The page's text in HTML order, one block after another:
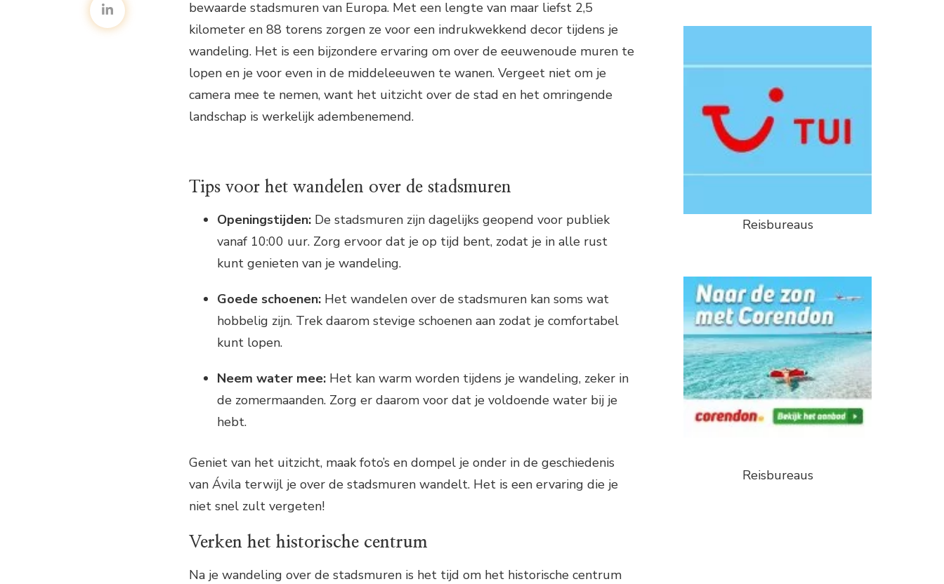
bewaarde stadsmuren van Europa. Met een lengte van maar liefst 2,5
kilometer en 88 torens zorgen ze voor een indrukwekkend decor tijdens je
wandeling. Het is een bijzondere ervaring om over de eeuwenoude muren te
lopen en je voor even in de middeleeuwen te wanen. Vergeet niet om je
camera mee te nemen, want het uitzicht over de stad en het omringende
landschap is werkelijk adembenemend.
Tips voor het wandelen over de stadsmuren
Openingstijden: De stadsmuren zijn dagelijks geopend voor publiek
vanaf 10:00 uur. Zorg ervoor dat je op tijd bent, zodat je in alle rust
kunt genieten van je wandeling.
Goede schoenen: Het wandelen over de stadsmuren kan soms wat
hobbelig zijn. Trek daarom stevige schoenen aan zodat je comfortabel
kunt lopen.
Neem water mee: Het kan warm worden tijdens je wandeling, zeker in
de zomermaanden. Zorg er daarom voor dat je voldoende water bij je
hebt.
Geniet van het uitzicht, maak foto’s en dompel je onder in de geschiedenis
van Ávila terwijl je over de stadsmuren wandelt. Het is een ervaring die je
niet snel zult vergeten!
Verken het historische centrum
Na je wandeling over de stadsmuren is het tijd om het historische centrum
Reisbureaus
Reisbureaus